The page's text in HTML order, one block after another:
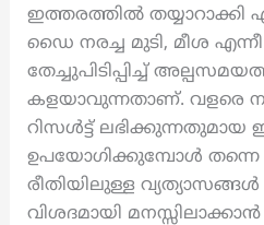
ഇത്തരത്തിൽ
ഡൈ നരച്ച മുടി, മീശ
തേച്ചുപിടിപ്പിച്ച്
കളയാവുന്നതാണ്. വളരെ
റിസൾട്ട്
ഉപയോഗിക്കുമ്പോൾ തന്നെ
രീതിയിലുള്ള
വിശദമായി മനസ്സിലാക്കാൻ